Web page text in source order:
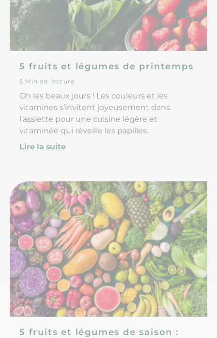
5 fruits et légumes de printemps
5 Min de lecture
Oh les beaux jours ! Les couleurs et les
vitamines s’invitent joyeusement dans
l’assiette pour une cuisine légère et
vitaminée qui réveille les papilles.
Lire la suite
5 fruits et légumes de saison :